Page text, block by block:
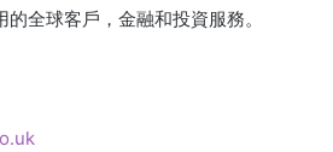
全球客戶，金融和投資服務。